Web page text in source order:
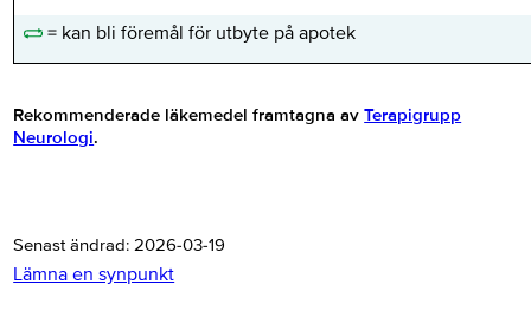
= kan bli föremål för utbyte på apotek
Rekommenderade läkemedel framtagna avTerapigrupp
Neurologi.
Senast ändrad:2026-03-19
Lämna en synpunkt